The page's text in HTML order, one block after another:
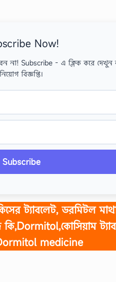
Now!
না! Subscribe - এ ক্লিক করে
নিয়োগ বিজ্ঞপ্তি।
Subscribe
ট্যাবলেট, ডরমিটল
medicine